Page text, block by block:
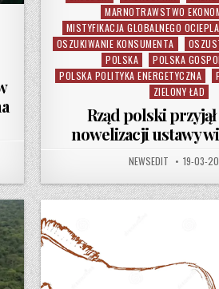
MORSKA FARMA WIATROWA W NIEMCZECH
MARNOTRAWSTWO
MISTYFIKACJA GLOBALNEGO
OSZUKIWANIE KONSUMENTA
POLSKA
POLSKA
POLSKA POLITYKA ENERGETYCZNA
ZIELONY ŁAD
Rząd polski
nowelizacji ustawy
AUTHOR:
NEWSEDIT 19-03-